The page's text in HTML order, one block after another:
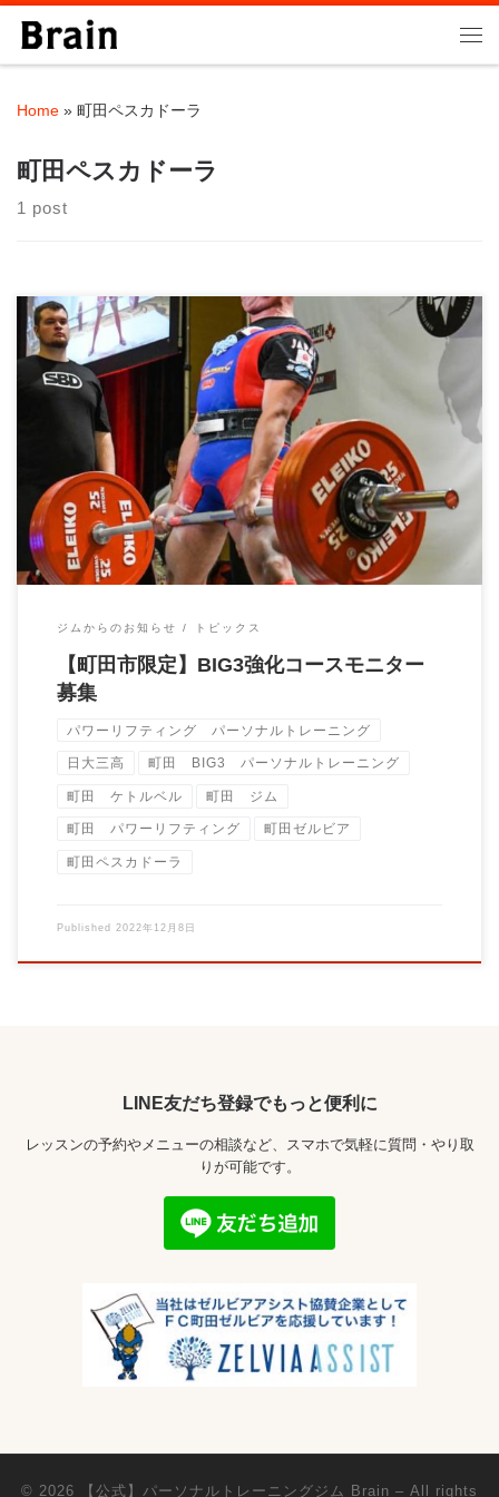
Skip to content
Home » 町田ペスカドーラ
町田ペスカドーラ
1 post
町田の筋力を応援したい！ パーソナルトレーニングジムBrainの
大石です。 パワーリフ […]
ジムからのお知らせ トピックス
【町田市限定】BIG3強化コースモニター
募集
パワーリフティング パーソナルトレーニング
日大三高 町田 BIG3 パーソナルトレーニング
町田 ケトルベル 町田 ジム
町田 パワーリフティング 町田ゼルビア
町田ペスカドーラ
Published 2022年12月8日
LINE友だち登録でもっと便利に
レッスンの予約やメニューの相談など、スマホで気軽に質問・やり取
りが可能です。
© 2026 【公式】パーソナルトレーニングジム Brain – All rights